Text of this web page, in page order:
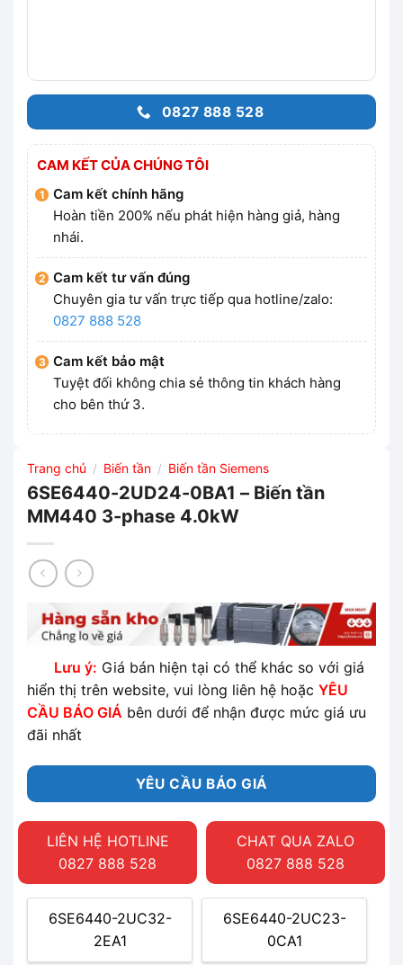
0827 888 528
CAM KẾT CỦA CHÚNG TÔI
Cam kết chính hãng
Hoàn tiền 200% nếu phát hiện hàng giả, hàng
nhái.
Cam kết tư vấn đúng
Chuyên gia tư vấn trực tiếp qua hotline/zalo:
0827 888 528
Cam kết bảo mật
Tuyệt đối không chia sẻ thông tin khách hàng
cho bên thứ 3.
Trang chủ / Biến tần / Biến tần Siemens
6SE6440-2UD24-0BA1 – Biến tần
MM440 3-phase 4.0kW
Lưu ý: Giá bán hiện tại có thể khác so với giá
hiển thị trên website, vui lòng liên hệ hoặc YÊU
CẦU BÁO GIÁ bên dưới để nhận được mức giá ưu
đãi nhất
YÊU CẦU BÁO GIÁ
LIÊN HỆ HOTLINE
0827 888 528
CHAT QUA ZALO
0827 888 528
6SE6440-2UC32-
2EA1
6SE6440-2UC23-
0CA1